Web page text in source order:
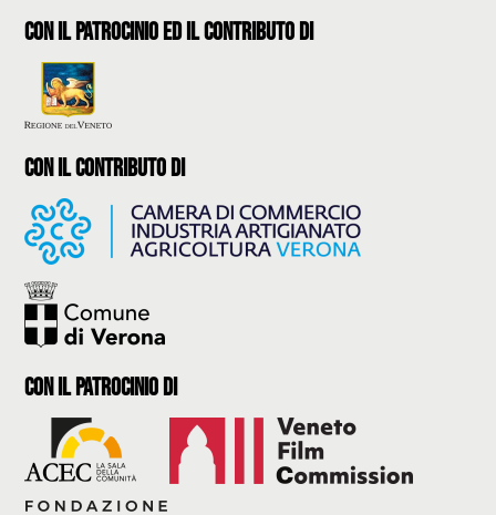
con il patrocinio ed il contributo di
con il contributo di
con il Patrocinio di